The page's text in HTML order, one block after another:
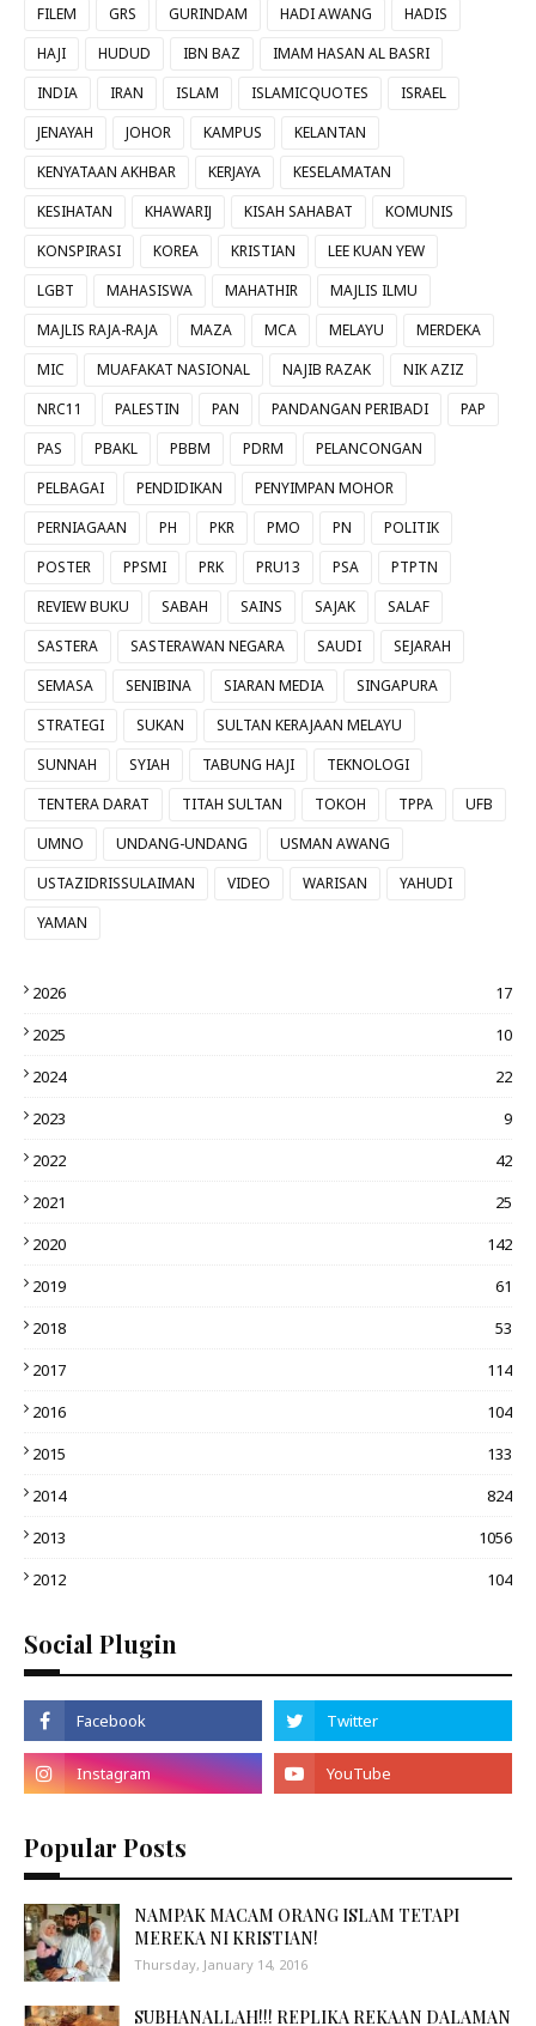
FILEM
GRS GURINDAM HADI AWANG
HADIS
HAJI
HUDUD IBN BAZ
IMAM HASAN AL BASRI
INDIA
IRAN ISLAM ISLAMICQUOTES
ISRAEL
JENAYAH
JOHOR KAMPUS
KELANTAN
KENYATAAN AKHBAR
KERJAYA
KESELAMATAN
KESIHATAN
KHAWARIJ KISAH SAHABAT
KOMUNIS
KONSPIRASI
KOREA KRISTIAN
LEE KUAN YEW
LGBT
MAHASISWA MAHATHIR
MAJLIS ILMU
MAJLIS RAJA-RAJA
MAZA MCA MELAYU
MERDEKA
MIC
MUAFAKAT NASIONAL NAJIB RAZAK
NIK AZIZ
NRC11
PALESTIN PAN PANDANGAN PERIBADI
PAP
PAS
PBAKL PBBM PDRM
PELANCONGAN
PELBAGAI
PENDIDIKAN
PENYIMPAN MOHOR
PERNIAGAAN
PH PKR PMO PN
POLITIK
POSTER
PPSMI PRK PRU13 PSA
PTPTN
REVIEW BUKU
SABAH SAINS SAJAK
SALAF
SASTERA
SASTERAWAN NEGARA SAUDI
SEJARAH
SEMASA
SENIBINA SIARAN MEDIA
SINGAPURA
STRATEGI
SUKAN
SULTAN KERAJAAN MELAYU
SUNNAH
SYIAH TABUNG HAJI
TEKNOLOGI
TENTERA DARAT
TITAH SULTAN TOKOH TPPA
UFB
UMNO
UNDANG-UNDANG
USMAN AWANG
USTAZIDRISSULAIMAN
VIDEO WARISAN
YAHUDI
YAMAN
2026
17
2025
10
2024
22
2023
9
2022
42
2021
25
2020
142
2019
61
2018
53
2017
114
2016
104
2015
133
2014
824
2013
1056
2012
104
Social Plugin
Popular Posts
NAMPAK MACAM ORANG ISLAM TETAPI
MEREKA NI KRISTIAN!
Thursday, January 14, 2016
SUBHANALLAH!!! REPLIKA REKAAN DALAMAN